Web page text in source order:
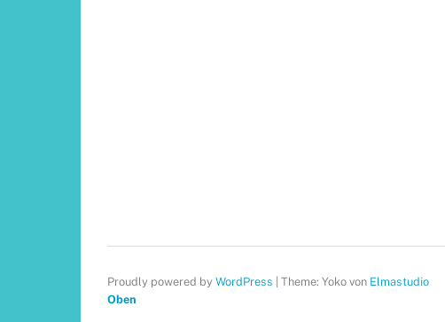
Proudly powered by WordPress Theme: Yoko von Elmastudio
Oben